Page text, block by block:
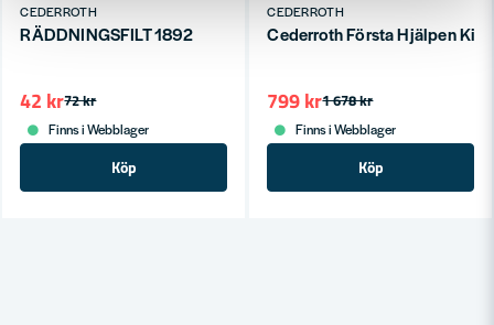
CEDERROTH
RÄDDNINGSFILT 1892
72 kr
42 kr
Finns i Webblager
Köp
CEDERROTH
Cederroth Första Hjälpen Kit
1 678 kr
799 kr
Finns i Webblager
Köp